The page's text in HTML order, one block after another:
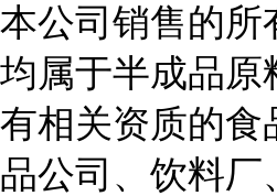
本公司销售的所
均属于半成品原
有相关资质的食
品公司、饮料厂